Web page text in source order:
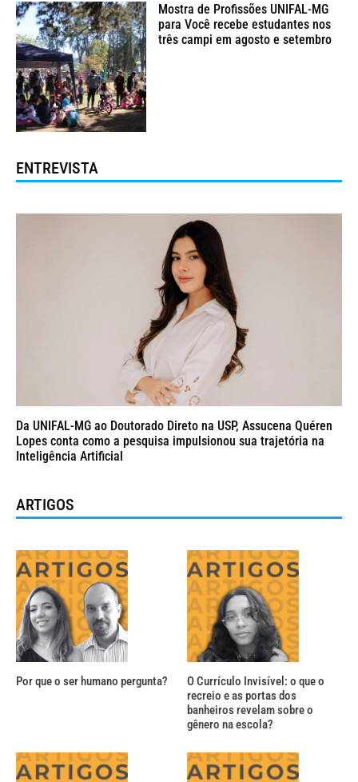
Mostra de Profissões UNIFAL-MG
para Você recebe estudantes nos
três campi em agosto e setembro
ENTREVISTA
Da UNIFAL-MG ao Doutorado Direto na USP, Assucena Quéren
Lopes conta como a pesquisa impulsionou sua trajetória na
Inteligência Artificial
ARTIGOS
Por que o ser humano pergunta?
O Currículo Invisível: o que o
recreio e as portas dos
banheiros revelam sobre o
gênero na escola?